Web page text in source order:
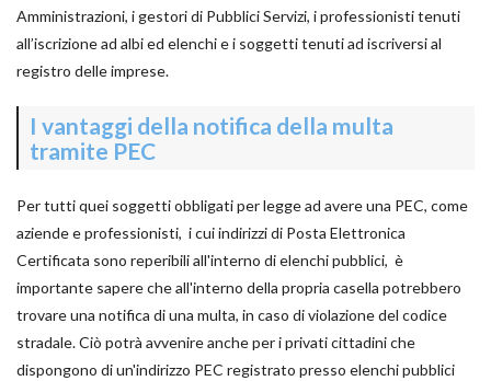
Amministrazioni, i gestori di Pubblici Servizi, i professionisti tenuti
all’iscrizione ad albi ed elenchi e i soggetti tenuti ad iscriversi al
registro delle imprese.
I vantaggi della notifica della multa
tramite PEC
Per tutti quei soggetti obbligati per legge ad avere una PEC, come
aziende e professionisti, i cui indirizzi di Posta Elettronica
Certificata sono reperibili all'interno di elenchi pubblici, è
importante sapere che all'interno della propria casella potrebbero
trovare una notifica di una multa, in caso di violazione del codice
stradale. Ciò potrà avvenire anche per i privati cittadini che
dispongono di un'indirizzo PEC registrato presso elenchi pubblici